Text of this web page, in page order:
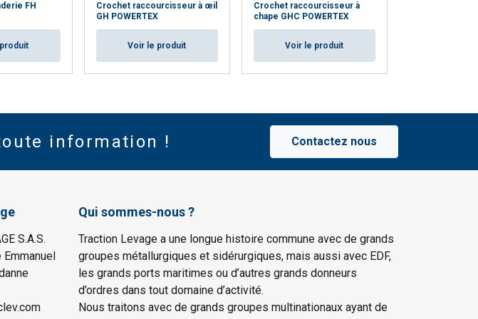
FH
Crochet raccourcisseur à œil
GH POWERTEX
Voir le produit
Crochet raccourcisseur à
chape GHC POWERTEX
Voir le produit
information ! Contactez nous
S.A.S.
Qui sommes-nous ?
Traction Levage a une longue histoire commune avec de grands
groupes métallurgiques et sidérurgiques, mais aussi avec EDF,
les grands ports maritimes ou d’autres grands donneurs
d’ordres dans tout domaine d’activité.
Nous traitons avec de grands groupes multinationaux ayant de